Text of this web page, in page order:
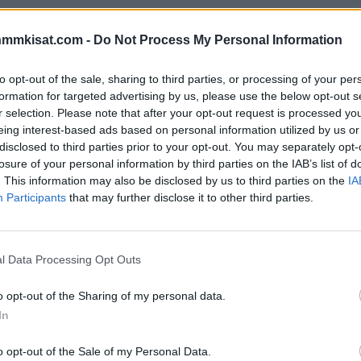
- Do Not Process My Personal Information
opt-out of the sale, sharing to third parties, or processing of your
for targeted advertising by us, please use the below opt-out
selection. Please note that after your opt-out request is processed
interest-based ads based on personal information utilized by us
to third parties prior to your opt-out. You may separately
of your personal information by third parties on the IAB’s list of
This information may also be disclosed by us to third parties on the
Participants that may further disclose it to other third parties.
Data Processing Opt Outs
opt-out of the Sharing of my personal data.
opt-out of the Sale of my Personal Data.
viime yönä debyyttinsä Philadelphia Flyersin
Bruinsin.
intohimoista ja osittain myös raakaa. Sen sai
Rasmus Ristolainenjoka teki debyyttinsä
tämän kauden ensimmäisen ottelunsa kun Flyers
olleen Ristolaisen pelituntuma ei ollut